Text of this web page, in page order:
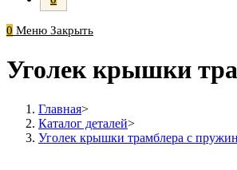
0 Меню Закрыть
Уголек крышки
Главная>
Каталог деталей>
Уголек крышки трамблера с